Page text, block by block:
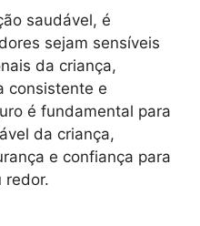
saudável, é
sejam sensíveis
da criança,
consistente e
é fundamental para
da criança,
e confiança para
redor.